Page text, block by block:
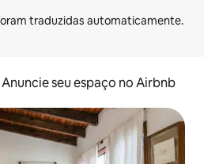
Anuncie seu espaço no Airbnb